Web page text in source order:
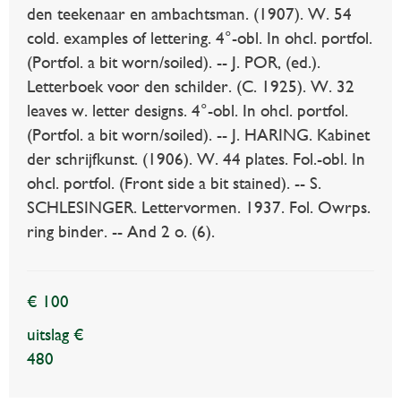
den teekenaar en ambachtsman. (1907). W. 54
cold. examples of lettering. 4°-obl. In ohcl. portfol.
(Portfol. a bit worn/soiled). -- J. POR, (ed.).
Letterboek voor den schilder. (C. 1925). W. 32
leaves w. letter designs. 4°-obl. In ohcl. portfol.
(Portfol. a bit worn/soiled). -- J. HARING. Kabinet
der schrijfkunst. (1906). W. 44 plates. Fol.-obl. In
ohcl. portfol. (Front side a bit stained). -- S.
SCHLESINGER. Lettervormen. 1937. Fol. Owrps.
ring binder. -- And 2 o. (6).
€ 100
uitslag €
480